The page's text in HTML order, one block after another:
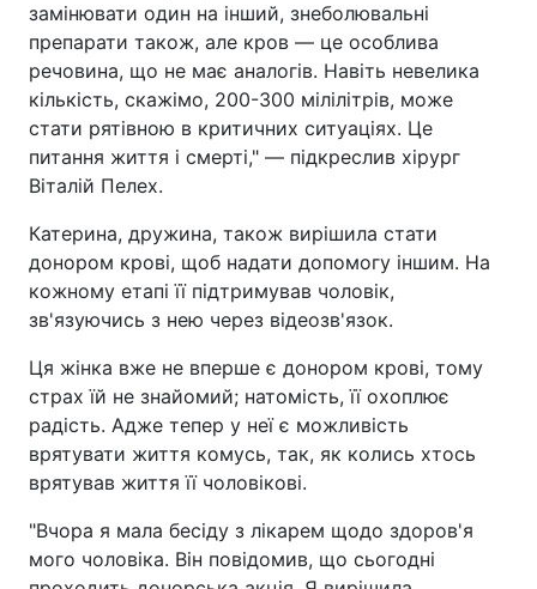
замінювати один на інший, знеболювальні
препарати також, але кров — це особлива
речовина, що не має аналогів. Навіть невелика
кількість, скажімо, 200-300 мілілітрів, може
стати рятівною в критичних ситуаціях. Це
питання життя і смерті," — підкреслив хірург
Віталій Пелех.
Катерина, дружина, також вирішила стати
донором крові, щоб надати допомогу іншим. На
кожному етапі її підтримував чоловік,
зв'язуючись з нею через відеозв'язок.
Ця жінка вже не вперше є донором крові, тому
страх їй не знайомий; натомість, її охоплює
радість. Адже тепер у неї є можливість
врятувати життя комусь, так, як колись хтось
врятував життя її чоловікові.
"Вчора я мала бесіду з лікарем щодо здоров'я
мого чоловіка. Він повідомив, що сьогодні